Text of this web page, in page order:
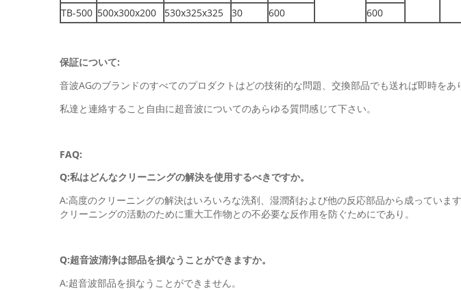
TB-500 500x300x200 530x325x325 30 600 600
保証について:
音波AGのブランドのすべてのプロダクトはどの技術的な問題、交換部品でも送れば即時を
私達と連絡すること自由に超音波についてのあらゆる質問感じて下さい。
FAQ:
Q:私はどんなクリーニングの解決を使用するべきですか。
A:高度のクリーニングの解決はいろいろな洗剤、湿潤剤および他の反応部品から成ってい
クリーニングの活動のために重大工作物との不必要な反作用を防ぐためにであり。
Q:超音波清浄は部品を損なうことができますか。
A:超音波部品を損なうことができません。